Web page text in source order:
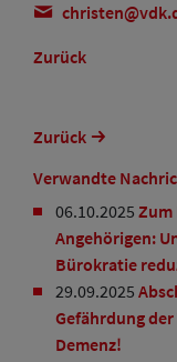
christen
vdk
Zurück
Zurück
Verwandte
06.10.2025 Zum
Angehörigen:
Bürokratie
29.09.2025
Gefährdung
Demenz!